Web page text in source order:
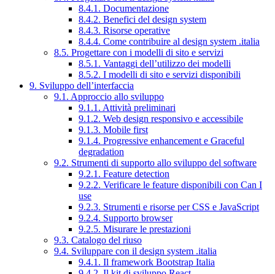
8.4.1. Documentazione
8.4.2. Benefici del design system
8.4.3. Risorse operative
8.4.4. Come contribuire al design system .italia
8.5. Progettare con i modelli di sito e servizi
8.5.1. Vantaggi dell’utilizzo dei modelli
8.5.2. I modelli di sito e servizi disponibili
9. Sviluppo dell’interfaccia
9.1. Approccio allo sviluppo
9.1.1. Attività preliminari
9.1.2. Web design responsivo e accessibile
9.1.3. Mobile first
9.1.4. Progressive enhancement e Graceful
degradation
9.2. Strumenti di supporto allo sviluppo del software
9.2.1. Feature detection
9.2.2. Verificare le feature disponibili con Can I
use
9.2.3. Strumenti e risorse per CSS e JavaScript
9.2.4. Supporto browser
9.2.5. Misurare le prestazioni
9.3. Catalogo del riuso
9.4. Sviluppare con il design system .italia
9.4.1. Il framework Bootstrap Italia